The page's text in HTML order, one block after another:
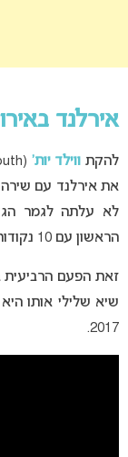
אירלנד
להקת ווילד יות’
את אירלנד עם שירה
הראשון עם 10 נקודות בלבד.
זאת הפעם הרביעית
2017.